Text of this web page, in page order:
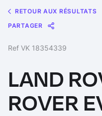
RETOUR AUX RÉSULTATS
PARTAGER
Message
Ref VK 18354339
LAND
ROVER